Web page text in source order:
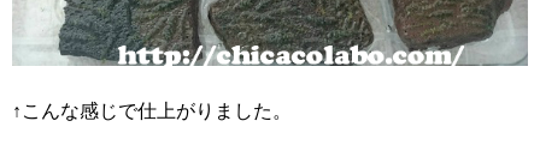
↑こんな感じで仕上がりました。